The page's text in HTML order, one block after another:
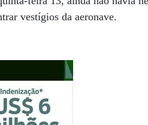
vestígios da aeronave.